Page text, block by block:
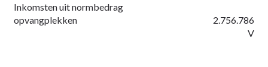
Inkomsten uit normbedrag
opvangplekken
2.756.786
V